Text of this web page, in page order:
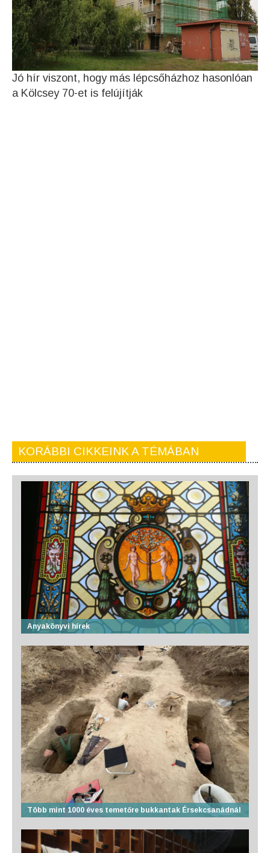
Jó hír viszont, hogy más lépcsőházhoz hasonlóan
a Kölcsey 70-et is felújítják
KORÁBBI CIKKEINK A TÉMÁBAN
Anyakönyvi hírek
Több mint 1000 éves temetőre bukkantak Érsekcsanádnál